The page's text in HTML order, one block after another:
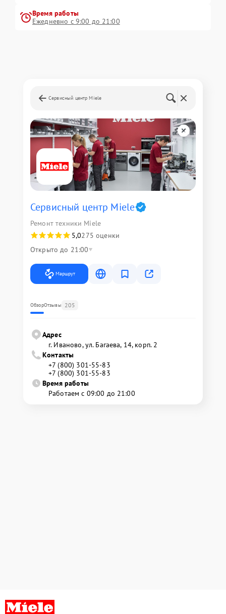
Время работы
Ежедневно с 9:00 до 21:00
Сервисный центр Miele
Сервисный центр Miele
Ремонт техники Miele
5,0275 оценки
Открыто до 21:00
Маршрут
ОбзорОтзывы 205
Адрес
г. Иваново, ул. Багаева, 14, корп. 2
Контакты
+7 (800) 301-55-83
+7 (800) 301-55-83
Время работы
Работаем с 09:00 до 21:00